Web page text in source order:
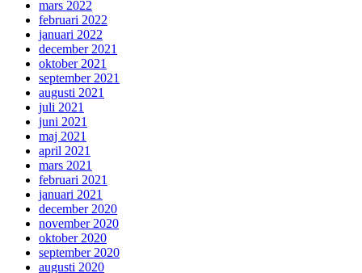
mars 2022
februari 2022
januari 2022
december 2021
oktober 2021
september 2021
augusti 2021
juli 2021
juni 2021
maj 2021
april 2021
mars 2021
februari 2021
januari 2021
december 2020
november 2020
oktober 2020
september 2020
augusti 2020